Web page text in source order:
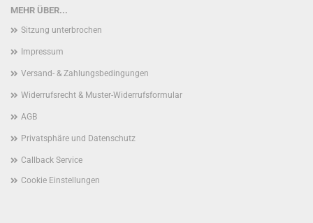
MEHR ÜBER...
Sitzung unterbrochen
Impressum
Versand- & Zahlungsbedingungen
Widerrufsrecht & Muster-Widerrufsformular
AGB
Privatsphäre und Datenschutz
Callback Service
Cookie Einstellungen